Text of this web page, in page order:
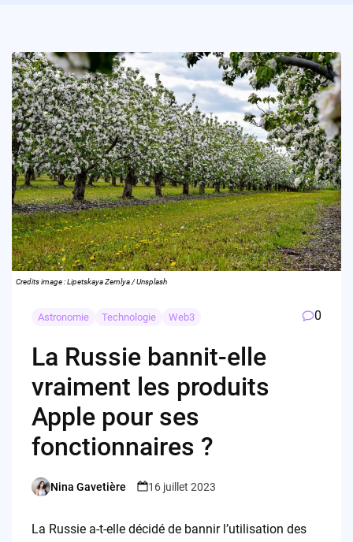
Credits image : Lipetskaya Zemlya / Unsplash
Astronomie Technologie Web3 0
La Russie bannit-elle
vraiment les produits
Apple pour ses
fonctionnaires ?
Posted
Nina Gavetière 16 juillet 2023
La Russie a-t-elle décidé de bannir l’utilisation des